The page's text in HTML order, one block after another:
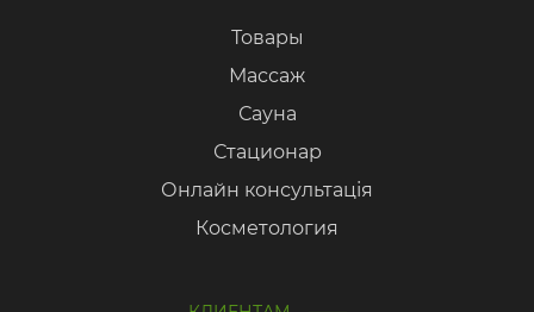
Товары
Массаж
Сауна
Стационар
Онлайн консультація
Косметология